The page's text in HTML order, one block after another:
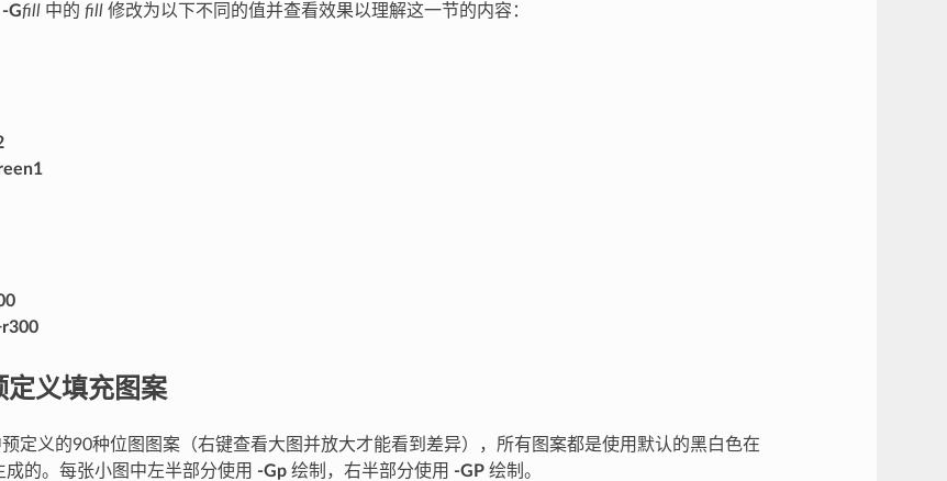
-Gfill中的 fill修改为以下不同的值并查看效果以理解这一节的内容：
定义填充图案
预定义的90种位图图案（右键查看大图并放大才能看到差异），所有图案都是使用默认的黑白色在
的。每张小图中左半部分使用 -Gp绘制，右半部分使用 -GP绘制。